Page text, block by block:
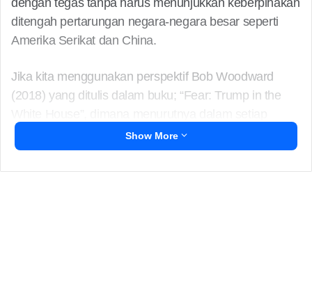
ditengah pertarungan negara-negara besar seperti
Amerika Serikat dan China.
Jika kita menggunakan perspektif Bob Woodward
(2018) yang ditulis dalam buku; “Fear: Trump in the
kerjasama yang dilakukan akan selalu ada perjanjian
atau persetujuan rahasia yang tidak pernah
dipublikasikan. Maka tak heran ketika banyak negara
Show More